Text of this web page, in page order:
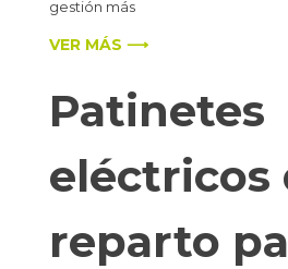
gestión más
VER MÁS ⟶
Patinetes
eléctricos
reparto